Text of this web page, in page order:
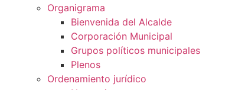
Organigrama
Bienvenida del Alcalde
Corporación Municipal
Grupos políticos municipales
Plenos
Ordenamiento jurídico